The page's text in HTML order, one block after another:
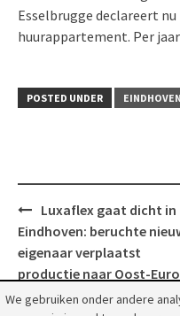
Esselbrugge declareert
huurappartement. Per
POSTED UNDER
Post
navigation
Luxaflex gaat dicht in
Eindhoven: beruchte
eigenaar verplaatst
productie naar Oost-
We gebruiken onder andere